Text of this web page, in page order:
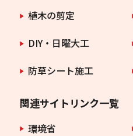
植木の剪定
DIY・日曜大工
防草シート施工
関連サイトリンク一覧
環境省